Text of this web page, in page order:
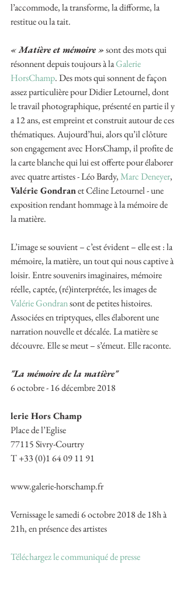
l’accommode, la transforme, la difforme, la
restitue ou la tait.
« Matière et mémoire » sont des mots qui
résonnent depuis toujours à la Galerie
HorsChamp. Des mots qui sonnent de façon
assez particulière pour Didier Letournel, dont
le travail photographique, présenté en partie il y
a 12 ans, est empreint et construit autour de ces
thématiques. Aujourd’hui, alors qu’il clôture
son engagement avec HorsChamp, il profite de
la carte blanche qui lui est offerte pour élaborer
avec quatre artistes - Léo Bardy, Marc Deneyer,
Valérie Gondran et Céline Letournel - une
exposition rendant hommage à la mémoire de
la matière.
L’image se souvient – c’est évident – elle est : la
mémoire, la matière, un tout qui nous captive à
loisir. Entre souvenirs imaginaires, mémoire
réelle, captée, (ré)interprétée, les images de
Valérie Gondran sont de petites histoires.
Associées en triptyques, elles élaborent une
narration nouvelle et décalée. La matière se
découvre. Elle se meut – s’émeut. Elle raconte.
"La mémoire de la matière"
6 octobre - 16 décembre 2018
lerie Hors Champ
Place de l’Eglise
77115 Sivry-Courtry
T +33 (0)1 64 09 11 91
www.galerie-horschamp.fr
Vernissage le samedi 6 octobre 2018 de 18h à
21h, en présence des artistes
Téléchargez le communiqué de presse